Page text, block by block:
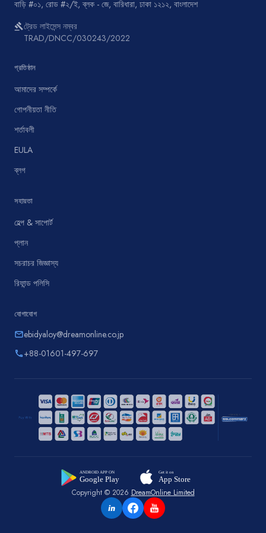
বাড়ি #০১, রোড #২/ই, ব্লক - জে, বারিধারা, ঢাকা ১২১২, বাংলাদেশ
gavelট্রেড লাইসেন্স নম্বর
TRAD/DNCC/030243/2022
প্রতিষ্ঠান
আমাদের সম্পর্কে
গোপনীয়তা নীতি
শর্তাবলী
EULA
ব্লগ
সহায়তা
হেল্প & সাপোর্ট
প্লান
সচরাচর জিজ্ঞাস্য
রিফান্ড পলিসি
যোগাযোগ
emailebidyaloy@dreamonline.co.jp
phone+88-01601-497-697
Copyright © 2026 DreamOnline Limited
in